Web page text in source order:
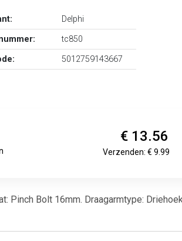
Delphi
tc850
5012759143667
€ 13.56
Verzenden: € 9.99
Pinch Bolt 16mm. Draagarmtype: